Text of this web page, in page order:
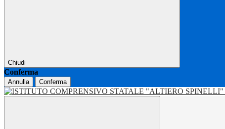
Chiudi
Conferma
Annulla Conferma